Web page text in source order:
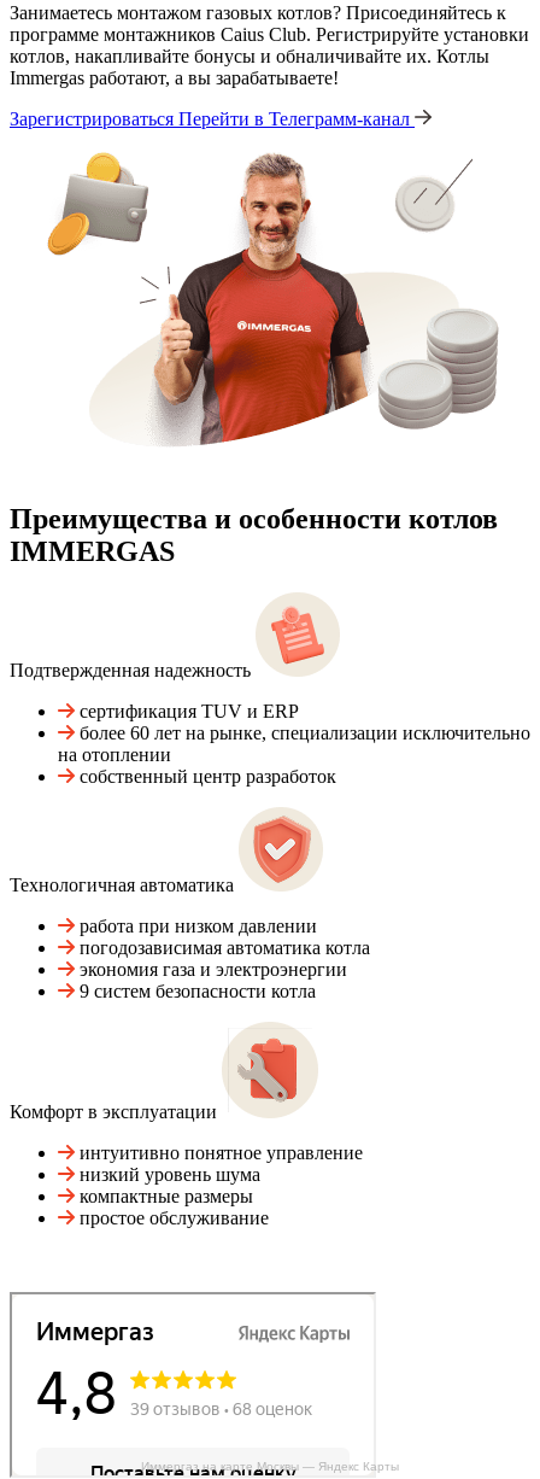
Занимаетесь монтажом газовых котлов? Присоединяйтесь к
программе монтажников Caius Club. Регистрируйте установки
котлов, накапливайте бонусы и обналичивайте их. Котлы
Immergas работают, а вы зарабатываете!
Зарегистрироваться Перейти в Телеграмм-канал
Преимущества и особенности котлов
IMMERGAS
Подтвержденная надежность
сертификация TUV и ERP
более 60 лет на рынке, специализации исключительно
на отоплении
собственный центр разработок
Технологичная автоматика
работа при низком давлении
погодозависимая автоматика котла
экономия газа и электроэнергии
9 систем безопасности котла
Комфорт в эксплуатации
интуитивно понятное управление
низкий уровень шума
компактные размеры
простое обслуживание
Иммергаз на карте Москвы — Яндекс Карты